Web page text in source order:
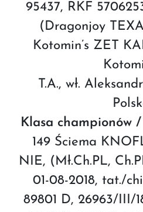
95437, RKF
(Dragonjoy
Kotomin’s ZET
T.A., wł.
Klasa championów
149 Ściema
NIE, (Mł.Ch.PL,
01-08-2018, tat./
89801 D, 26963/III/